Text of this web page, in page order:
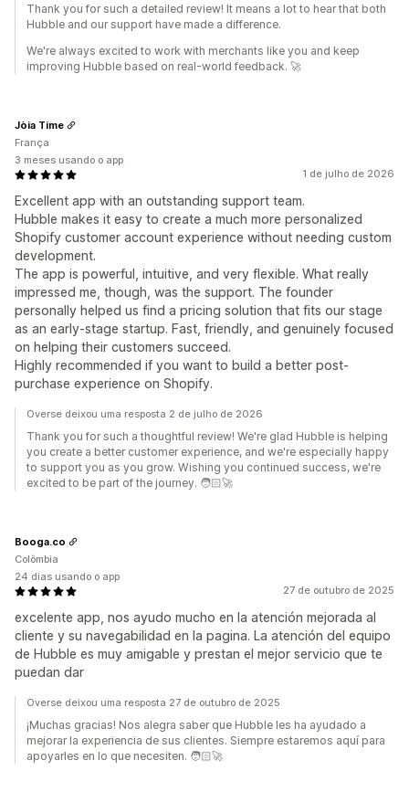
Thank you for such a detailed review! It means a lot to hear that both
Hubble and our support have made a difference.
We're always excited to work with merchants like you and keep
improving Hubble based on real-world feedback. 🚀
1 de julho de 2026
Excellent app with an outstanding support team.
Hubble makes it easy to create a much more personalized
Shopify customer account experience without needing custom
development.
The app is powerful, intuitive, and very flexible. What really
impressed me, though, was the support. The founder
personally helped us find a pricing solution that fits our stage
as an early-stage startup. Fast, friendly, and genuinely focused
on helping their customers succeed.
Highly recommended if you want to build a better post-
purchase experience on Shopify.
Jòia Time
França
3 meses usando o app
Overse deixou uma resposta 2 de julho de 2026
Thank you for such a thoughtful review! We're glad Hubble is helping
you create a better customer experience, and we're especially happy
to support you as you grow. Wishing you continued success, we're
excited to be part of the journey. 🧑🏻‍🚀
27 de outubro de 2025
excelente app, nos ayudo mucho en la atención mejorada al
cliente y su navegabilidad en la pagina. La atención del equipo
de Hubble es muy amigable y prestan el mejor servicio que te
puedan dar
Booga.co
Colômbia
24 dias usando o app
Overse deixou uma resposta 27 de outubro de 2025
¡Muchas gracias! Nos alegra saber que Hubble les ha ayudado a
mejorar la experiencia de sus clientes. Siempre estaremos aquí para
apoyarles en lo que necesiten. 🧑🏻‍🚀